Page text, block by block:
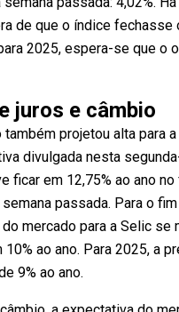
de que o índice fechasse
2025, espera-se que o
juros e câmbio
também projetou alta para
divulgada nesta
ficar em 12,75% ao ano
passada. Para o
mercado para a Selic se
10% ao ano. Para 2025, a
9% ao ano.